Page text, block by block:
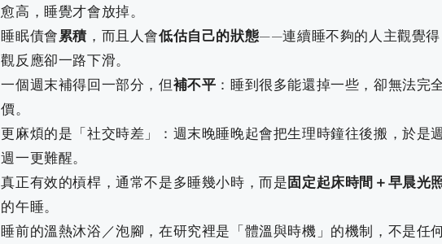
愈高，睡覺才會放掉。
睡眠債會累積，而且人會低估自己的狀態——連續睡不夠的人主觀覺
觀反應卻一路下滑。
一個週末補得回一部分，但補不平 ：睡到很多能還掉一些，卻無法完
價。
更麻煩的是「社交時差」：週末晚睡晚起會把生理時鐘往後搬，於是
週一更難醒。
真正有效的槓桿，通常不是多睡幾小時，而是固定起床時間＋早晨光
的午睡。
睡前的溫熱沐浴／泡腳，在研究裡是「體溫與時機」的機制，不是任